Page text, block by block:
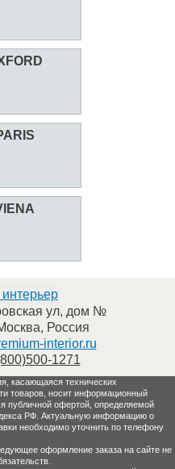
ул, дом №
, Россия
interior.ru
1271
касающаяся технических
товаров, носит информационный
публичной офертой, определяемой
РФ. Актуальную информацию о
необходимо уточнить по телефону
оформление заказа на сайте не